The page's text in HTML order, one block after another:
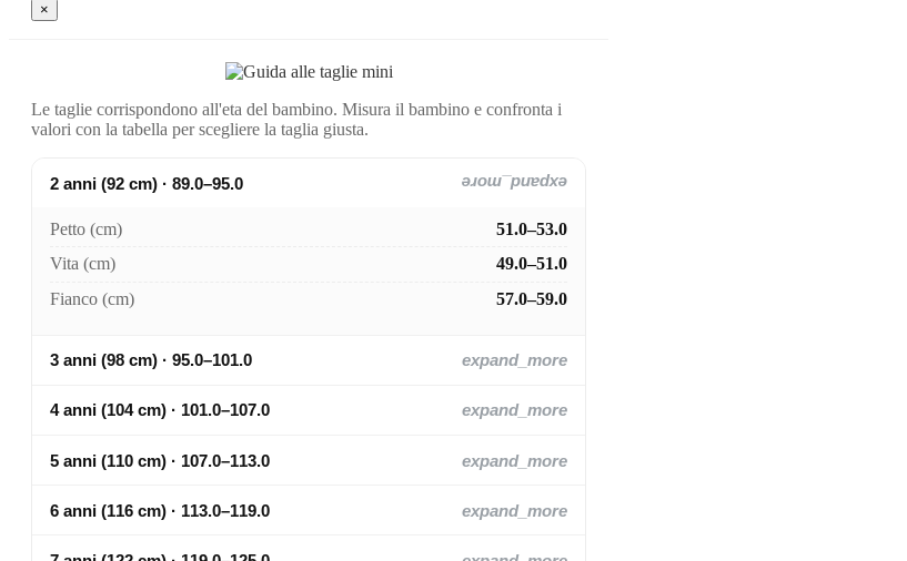
×
Le taglie corrispondono all'eta del bambino. Misura il bambino e confronta i
valori con la tabella per scegliere la taglia giusta.
2 anni (92 cm) · 89.0–95.0 expand_more
Petto (cm)
51.0–53.0
Vita (cm)
49.0–51.0
Fianco (cm)
57.0–59.0
3 anni (98 cm) · 95.0–101.0 expand_more
4 anni (104 cm) · 101.0–107.0 expand_more
5 anni (110 cm) · 107.0–113.0 expand_more
6 anni (116 cm) · 113.0–119.0 expand_more